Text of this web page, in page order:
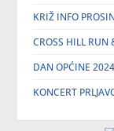
KRIŽ INFO
CROSS HILL RUN
DAN OPĆINE
KONCERT